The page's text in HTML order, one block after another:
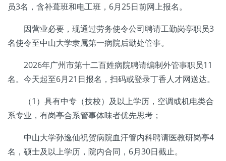
员3名，含补葺班和电工班，6月25日前网上报名。
因营业必要，现通过劳务使令公司聘请工勤岗亭职员3
名使令至中山大学隶属第一病院后勤处管事。
2026年广州市第十二百姓病院聘请编制外管事职员11
名。今天起至6月21日报名，扫码或登录丁香人才网送达。
（1）具有中专（技校）及以上学历，空调或机电类合
系专业，有岗亭合系管事体味者优先思考；
中山大学孙逸仙祝贺病院血汗管内科聘请医教研岗亭4
名，硕士及以上学历，院内合同，6月30日截止。